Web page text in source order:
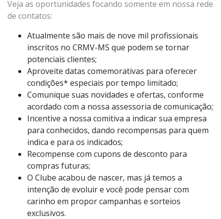
Veja as oportunidades focando somente em nossa rede
de contatos:
Atualmente são mais de nove mil profissionais
inscritos no CRMV-MS que podem se tornar
potenciais clientes;
Aproveite datas comemorativas para oferecer
condições* especiais por tempo limitado;
Comunique suas novidades e ofertas, conforme
acordado com a nossa assessoria de comunicação;
Incentive a nossa comitiva a indicar sua empresa
para conhecidos, dando recompensas para quem
indica e para os indicados;
Recompense com cupons de desconto para
compras futuras;
O Clube acabou de nascer, mas já temos a
intenção de evoluir e você pode pensar com
carinho em propor campanhas e sorteios
exclusivos.